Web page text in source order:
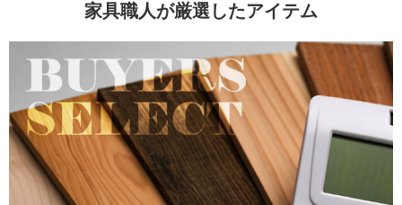
家具職人が厳選したアイテム